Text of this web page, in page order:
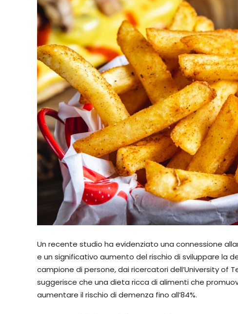
Un recente studio ha evidenziato una connessione
e un significativo aumento del rischio di sviluppare la
campione di persone, dai ricercatori dell’University of
suggerisce che una dieta ricca di alimenti che
aumentare il rischio di demenza fino all’84%.